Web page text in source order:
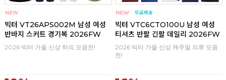
빅터 VT26APS002M 남성 여성
반바지 스커트 경기복 2026FW
2026 빅터 가을 신상 하의 모음전!
빅터 VTC6CTO100U 남성 여성
티셔츠 반팔 긴팔 데일리 2026FW
2026 빅터 가을 신상 캐주얼 의류 모음
전!